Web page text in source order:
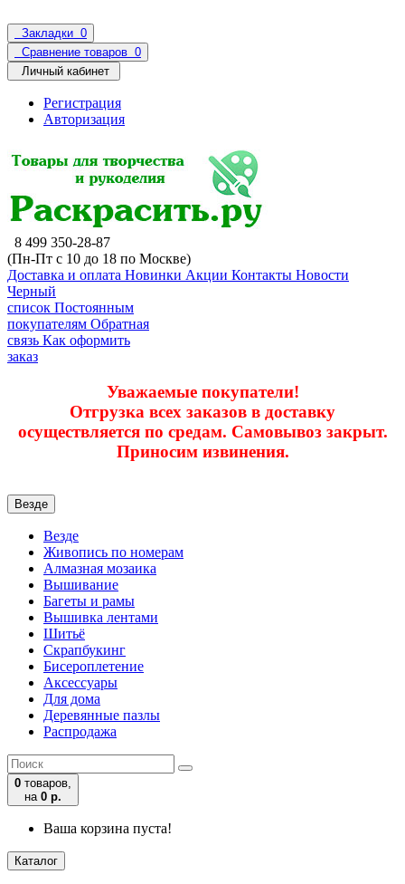
Закладки 0
Сравнение товаров 0
Личный кабинет
Регистрация
Авторизация
8 499 350-28-87
(Пн-Пт с 10 до 18 по Москве)
Доставка и оплата Новинки Акции Контакты Новости
Черный
список Постоянным
покупателям Обратная
связь Как оформить
заказ
Уважаемые покупатели!
Отгрузка всех заказов в доставку
осуществляется по средам. Самовывоз закрыт.
Приносим извинения.
Везде
Везде
Живопись по номерам
Алмазная мозаика
Вышивание
Багеты и рамы
Вышивка лентами
Шитьё
Скрапбукинг
Бисероплетение
Аксессуары
Для дома
Деревянные пазлы
Распродажа
0 товаров,
на 0 р.
Ваша корзина пуста!
Каталог